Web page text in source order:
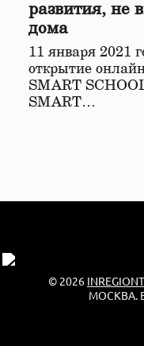
развития, не
дома
11 января 2021
открытие
SMART
SMART…
© 2026
МОСКВА.